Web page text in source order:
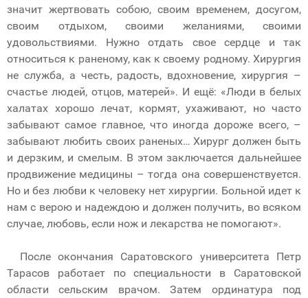
значит жертвовать собою, своим временем, досугом,
своим отдыхом, своими желаниями, своими
удовольствиями. Нужно отдать свое сердце и так
относиться к раненому, как к своему родному. Хирургия
не служба, а честь, радость, вдохновение, хирургия –
счастье людей, отцов, матерей». И ещё: «Люди в белых
халатах хорошо лечат, кормят, ухаживают, но часто
забывают самое главное, что иногда дороже всего, –
забывают любить своих раненых… Хирург должен быть
и дерзким, и смелым. В этом заключается дальнейшее
продвижение медицины – тогда она совершенствуется.
Но и без любви к человеку нет хирургии. Больной идет к
нам с верою и надеждою и должен получить, во всяком
случае, любовь, если нож и лекарства не помогают».
После окончания Саратовского университета Петр
Тарасов работает по специальности в Саратовской
области сельским врачом. Затем ординатура под